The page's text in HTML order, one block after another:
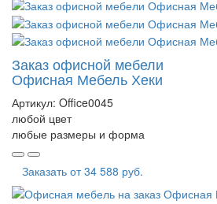
Заказ офисной мебели
Офисная Мебель Хеки
Артикул: Office0045
любой цвет
любые размеры и форма
Заказать от34 588 руб.